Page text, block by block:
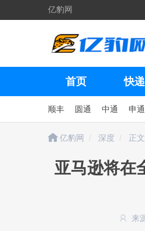
亿豹网
首页 快
顺丰 圆通 中通 申通
亿豹网 深度 正文
亚马逊将在
来